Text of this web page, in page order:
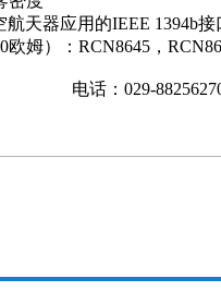
天器应用的IEEE 1394b接
姆）：RCN8645，
电话：029-